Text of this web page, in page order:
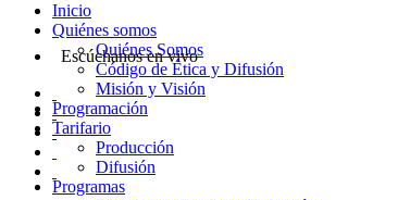
Escúchanos en vivo
Inicio
Quiénes somos
Quiénes Somos
Código de Ética y Difusión
Misión y Visión
Programación
Tarifario
Producción
Difusión
Programas